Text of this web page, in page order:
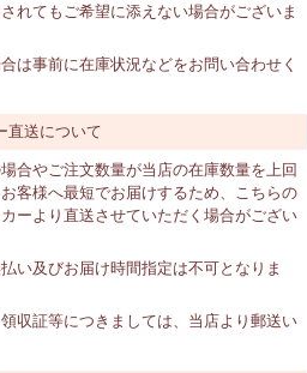
れてもご希望に添えない場合がございま
は事前に在庫状況などをお問い合わせく
直送について
合やご注文数量が当店の在庫数量を上回
客様へ最短でお届けするため、こちらの
ーより直送させていただく場合がござい
い及びお届け時間指定は不可となりま
収証等につきましては、当店より郵送い